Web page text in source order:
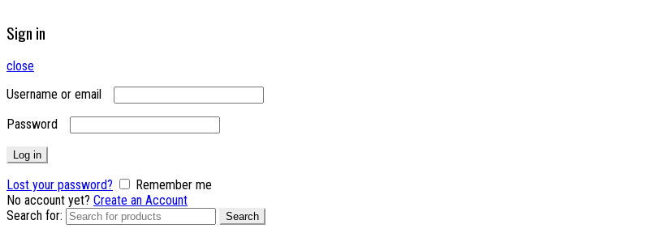
Sign in
close
Username or email
Password
Log in
Lost your password?
Remember me
No account yet? Create an Account
Search for:
Search